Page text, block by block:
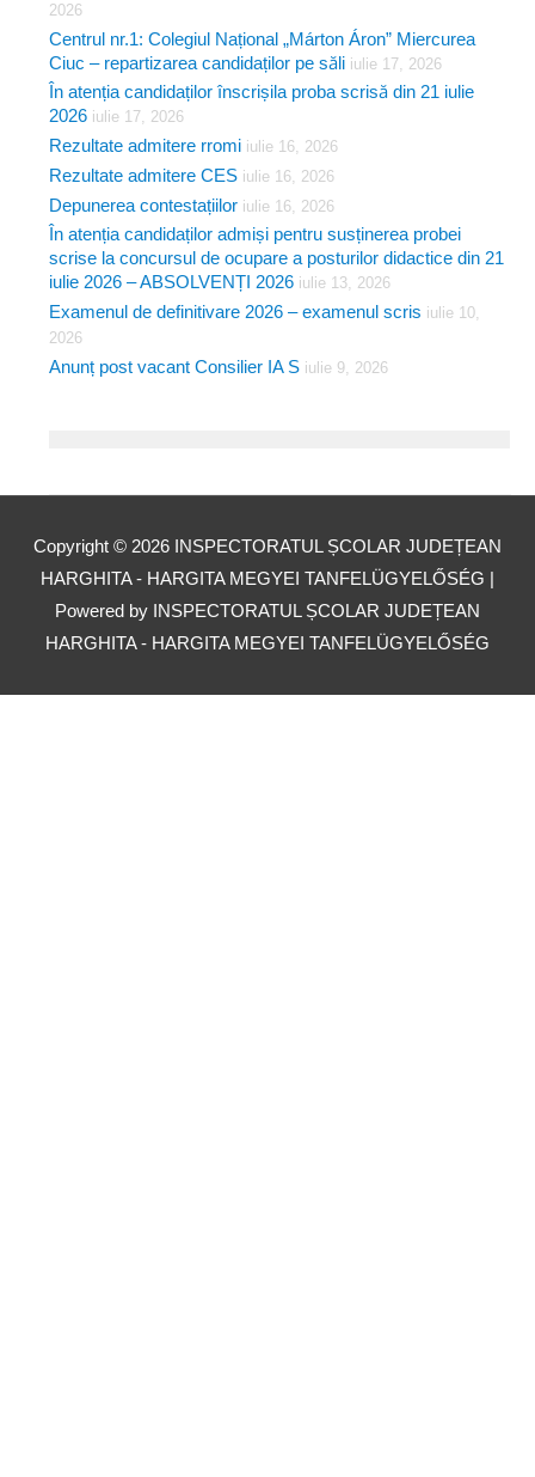
2026
Centrul nr.1: Colegiul Național „Márton Áron” Miercurea
Ciuc – repartizarea candidaților pe săli iulie 17, 2026
În atenția candidaților înscrișila proba scrisă din 21 iulie
2026 iulie 17, 2026
Rezultate admitere rromi iulie 16, 2026
Rezultate admitere CES iulie 16, 2026
Depunerea contestațiilor iulie 16, 2026
În atenția candidaților admiși pentru susținerea probei
scrise la concursul de ocupare a posturilor didactice din 21
iulie 2026 – ABSOLVENȚI 2026 iulie 13, 2026
Examenul de definitivare 2026 – examenul scris iulie 10,
2026
Anunț post vacant Consilier IA S iulie 9, 2026
Copyright © 2026
INSPECTORATUL ȘCOLAR JUDEȚEAN
HARGHITA - HARGITA MEGYEI TANFELÜGYELŐSÉG
Powered by
INSPECTORATUL ȘCOLAR JUDEȚEAN
HARGHITA - HARGITA MEGYEI TANFELÜGYELŐSÉG